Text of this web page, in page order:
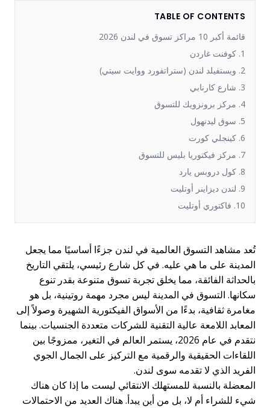
TABLE OF CONTENTS
قائمة أكبر 10 مراكز تسوق في لندن 2026
1. كوفنت غاردن
2. ويستفيلد لندن (ستراتفورد ووايت سيتي)
3. شارع كارنابي
4. مركز برونزويك للتسوق
5. سوق ليدنهول
6. كينجلي كورت
7. مركز فيكتوريا بليس للتسوق
8. كول دروبس يارد
9. لندن ديزاينر أوتليت
10. فاكتوري أوتليت
تُعد مشاهد التسوق العالمية في لندن جزءًا أساسيًا مما يجعل
المدينة على ما هي عليه. في كل شارع رئيسي، يلتقي التاريخ
بالحداثة الفائقة، مما يخلق تجربة تسوق متنوعة بقدر تنوع
سكانها. التسوق في المدينة ليس مجرد مهمة روتينية، بل هو
مغامرة ثقافية، بدءًا من الأسواق الفيكتورية الشهيرة وصولاً إلى
المعابد اللامعة عالية التقنية للشركات متعددة الجنسيات. بينما
نتقدم في عام 2026، يستمر العالم في التغير، ممزوجًا بين
اللقاءات الحقيقية والرقمية مع التركيز على الجمال الجوي
الفريد الذي لا تقدمه سوى لندن.
المعضلة بالنسبة للمستهلك الانتقائي ليست ما إذا كان هناك
شيء للشراء أم لا، بل من أين يبدأ. هناك العديد من الاحتمالات